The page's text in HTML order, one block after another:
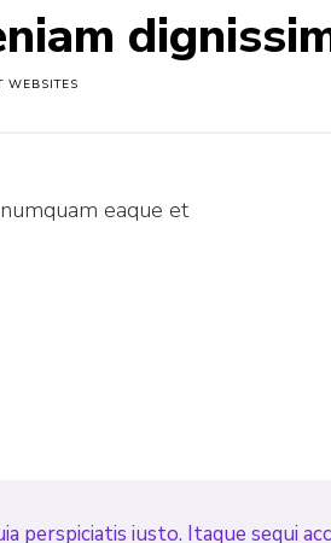
WEBSITES
eaque et
perspiciatis iusto. Itaque sequi